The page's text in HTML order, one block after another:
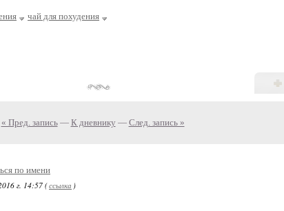
чай для похудения
« Пред. запись— К дневнику — След. запись »
по имени
г. 14:57 (ссылка )